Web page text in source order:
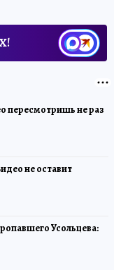
пересмотришь не раз
не оставит
Усольцева: